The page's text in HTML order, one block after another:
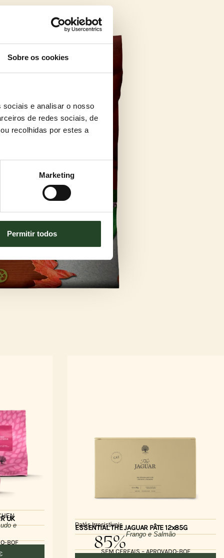
Sobre os cookies
sociais e analisar o nosso
de redes sociais, de
recolhidas por estes a
Marketing
Permitir todos
UK
e
BOF
Patés Irresistíveis
ESSENTIAL THE JAGUAR PÂTE 12x85G
85%Frango e Salmão
SEM CEREAIS – APROVADO-BOF